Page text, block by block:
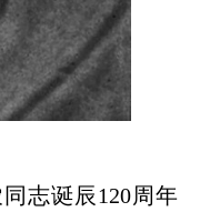
志诞辰120周年